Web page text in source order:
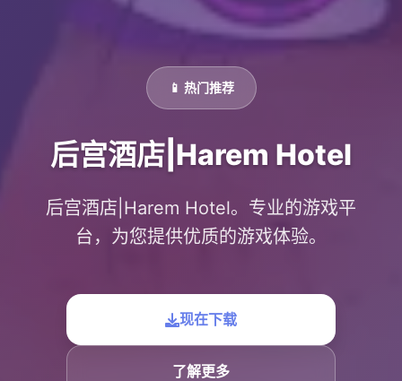
📱 热门推荐
后宫酒店|Harem Hotel
后宫酒店|Harem Hotel。专业的游戏平
台，为您提供优质的游戏体验。
现在下载
了解更多